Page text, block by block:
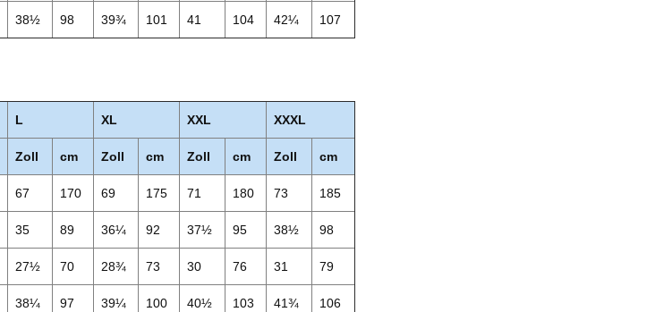
38½ 98 39¾ 101 41 104 42¼ 107
L XL XXL XXXL
Zoll cm Zoll cm Zoll cm Zoll cm
67 170 69 175 71 180 73 185
35 89 36¼ 92 37½ 95 38½ 98
27½ 70 28¾ 73 30 76 31 79
38¼ 97 39¼ 100 40½ 103 41¾ 106